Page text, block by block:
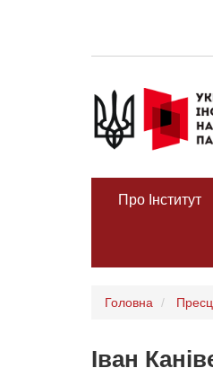
Про Інститут
Головна
Іван